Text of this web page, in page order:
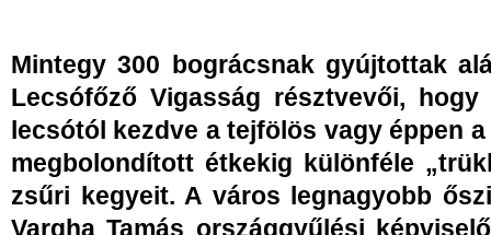
Mintegy 300 bográcsnak gyújtottak
Lecsófőző Vigasság résztvevői,
lecsótól kezdve a tejfölös vagy éppen
megbolondított étkekig különféle
zsűri kegyeit. A város legnagyobb
Vargha Tamás országgyűlési